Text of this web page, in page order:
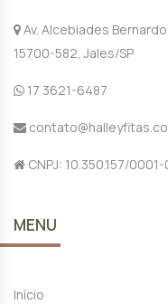
Av. Alcebiades
15700-582, Jales/SP
17 3621-6487
CNPJ: 10.350.157/
MENU
Início